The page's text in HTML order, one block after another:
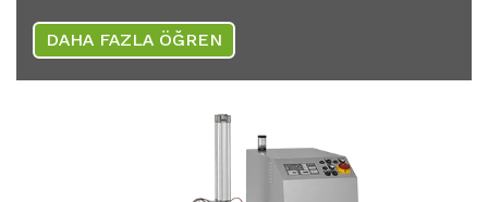
DAHA FAZLA ÖĞREN